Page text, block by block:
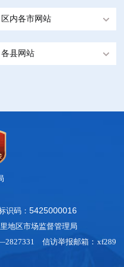
区内各市网站
各县网站
识码：5425000016
地区市场监督管理局
信访举报邮箱：xf289